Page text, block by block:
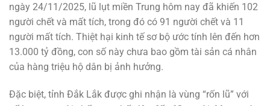
ngày 24/11/2025, lũ lụt miền Trung hôm nay đã khiến 102
người chết và mất tích, trong đó có 91 người chết và 11
người mất tích. Thiệt hại kinh tế sơ bộ ước tính lên đến hơn
13.000 tỷ đồng, con số này chưa bao gồm tài sản cá nhân
của hàng triệu hộ dân bị ảnh hưởng.
Đặc biệt, tỉnh Đắk Lắk được ghi nhận là vùng “rốn lũ” với